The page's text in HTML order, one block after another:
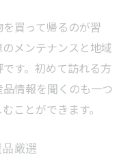
買って帰るのが習
メンテナンスと地域
す。初めて訪れる方
情報を聞くのも一つ
ことができます。
厳選